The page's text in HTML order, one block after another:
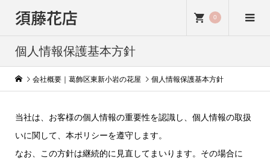
須藤花店 0
個人情報保護基本方針
会社概要｜葛飾区東新小岩の花屋 個人情報保護基本方針
当社は、お客様の個人情報の重要性を認識し、個人情報の取扱
いに関して、本ポリシーを遵守します。
なお、この方針は継続的に見直してまいります。その場合に